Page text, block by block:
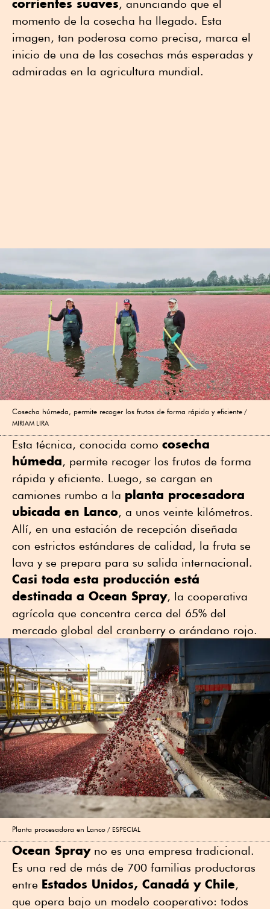
corrientes suaves, anunciando que el
momento de la cosecha ha llegado. Esta
imagen, tan poderosa como precisa, marca el
inicio de una de las cosechas más esperadas y
admiradas en la agricultura mundial.
Cosecha húmeda, permite recoger los frutos de forma rápida y eficiente
MIRIAM LIRA
Esta técnica, conocida como cosecha
húmeda, permite recoger los frutos de forma
rápida y eficiente. Luego, se cargan en
camiones rumbo a la planta procesadora
ubicada en Lanco, a unos veinte kilómetros.
Allí, en una estación de recepción diseñada
con estrictos estándares de calidad, la fruta se
lava y se prepara para su salida internacional.
Casi toda esta producción está
destinada a Ocean Spray, la cooperativa
agrícola que concentra cerca del 65% del
mercado global del cranberry o arándano rojo.
Planta procesadora en Lanco ESPECIAL
Ocean Sprayno es una empresa tradicional.
Es una red de más de 700 familias productoras
entre Estados Unidos, Canadá y Chile,
que opera bajo un modelo cooperativo: todos